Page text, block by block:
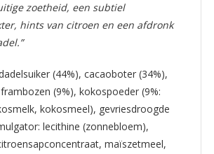
zoetheid, een subtiel
hints van citroen en een afdronk
(44%), cacaoboter (34%),
(9%), kokospoeder (9%:
kokosmeel), gevriesdroogde
lecithine (zonnebloem),
maïszetmeel,